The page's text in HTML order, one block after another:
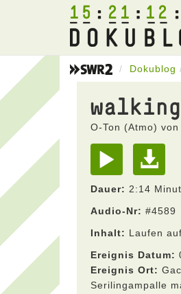
15 21 12
Dokublog
O-Ton (Atmo)
Dauer: 2:14
Audio-Nr: #4589
Inhalt: Laufen
Ereignis Datum:
Ereignis Ort:
Serilingampalle